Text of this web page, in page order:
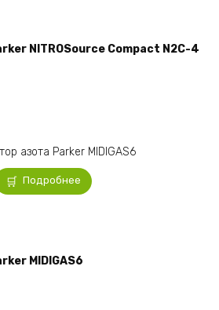
NITROSource Compact N2C-4
Подробнее
MIDIGAS6